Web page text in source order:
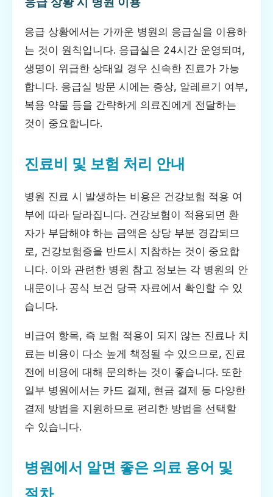
응급 상황에서는 가까운 병원의 응급실을 이용하
는 것이 원칙입니다. 응급실은 24시간 운영되며,
생명이 위급한 상태일 경우 신속한 진료가 가능
합니다. 응급실 방문 시에는 증상, 알레르기 여부,
복용 약물 등을 간략하게 의료진에게 전달하는
것이 중요합니다.
진료비 및 보험 처리 안내
병원 진료 시 발생하는 비용은 건강보험 적용 여
부에 따라 달라집니다. 건강보험이 적용되면 환
자가 부담해야 하는 금액은 상당 부분 경감되므
로, 건강보험증을 반드시 지참하는 것이 중요합
니다. 이와 관련한 병원 참고 정보는 각 병원의 안
내문이나 공식 보건 당국 자료에서 확인할 수 있
습니다.
비급여 항목, 즉 보험 적용이 되지 않는 진료나 치
료는 비용이 다소 높게 책정될 수 있으므로, 진료
전에 비용에 대해 문의하는 것이 좋습니다. 또한
일부 병원에서는 카드 결제, 현금 결제 등 다양한
결제 방법을 지원하므로 편리한 방법을 선택할
수 있습니다.
병원에서 알면 좋은 의료 용어 및